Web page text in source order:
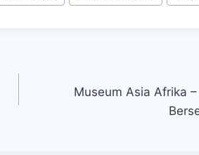
Museum Asia Afrika